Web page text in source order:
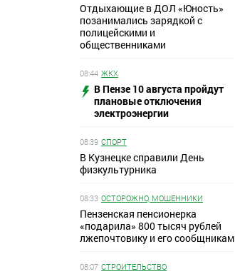
Отдыхающие в ДОЛ «Юность»
позанимались зарядкой с
полицейскими и
общественниками
08:44 ЖКХ
В Пензе 10 августа пройдут
плановые отключения
электроэнергии
08:39 СПОРТ
В Кузнецке справили День
физкультурника
08:33 ОСТОРОЖНО, МОШЕННИКИ
Пензенская пенсионерка
«подарила» 800 тысяч рублей
лжепочтовику и его сообщникам
08:07 СТРОИТЕЛЬСТВО